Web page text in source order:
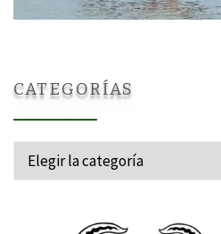
CATEGORÍAS
Categorías